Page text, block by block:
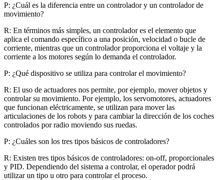
P: ¿Cuál es la diferencia entre un controlador y un controlador de
movimiento?
R: En términos más simples, un controlador es el elemento que
aplica el comando específico a una posición, velocidad o bucle de
corriente, mientras que un controlador proporciona el voltaje y la
corriente a los motores según lo demanda el controlador.
P: ¿Qué dispositivo se utiliza para controlar el movimiento?
R: El uso de actuadores nos permite, por ejemplo, mover objetos y
controlar su movimiento. Por ejemplo, los servomotores, actuadores
que funcionan eléctricamente, se utilizan para mover las
articulaciones de los robots y para cambiar la dirección de los coches
controlados por radio moviendo sus ruedas.
P: ¿Cuáles son los tres tipos básicos de controladores?
R: Existen tres tipos básicos de controladores: on-off, proporcionales
y PID. Dependiendo del sistema a controlar, el operador podrá
utilizar un tipo u otro para controlar el proceso.